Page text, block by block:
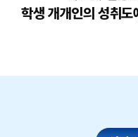
학생 개개인의 성취